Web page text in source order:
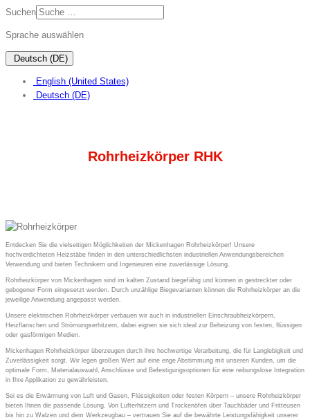
Suchen
Sprache auswählen
Deutsch (DE)
English (United States)
Deutsch (DE)
Rohrheizkörper RHK
Entdecken Sie die vielseitigen Möglichkeiten der Mickenhagen Rohrheizkörper! Unsere
hochverdichteten Heizstäbe finden in den unterschiedlichsten industriellen Anwendungsbereichen
Verwendung und bieten Technikern und Ingenieuren eine zuverlässige Lösung.
Rohrheizkörper von Mickenhagen sind im kalten Zustand biegefähig und können in gestreckter oder
gebogener Form eingesetzt werden. Durch unzählige Biegevarianten können die Rohrheizkörper an die
jeweilige Anwendung angepasst werden.
Unsere elektrischen Rohrheizkörper verbauen wir auch in industriellen Einschraubheizkörpern,
Heizflanschen und Strömungserhitzern, dabei eignen sie sich ideal zur Beheizung von festen, flüssigen
oder gasförmigen Medien.
Mickenhagen Rohrheizkörper überzeugen durch ihre hochwertige Verarbeitung, die für Langlebigkeit und
Zuverlässigkeit sorgt. Wir legen großen Wert auf eine enge Abstimmung mit unseren Kunden, um die
optimale Form, Materialauswahl, Anschlüsse und Befestigungsoptionen für eine reibungslose Integration
in Ihre Applikation zu gewährleisten.
Sei es die Erwärmung von Luft und Gasen, Flüssigkeiten oder festen Körpern – unsere Rohrheizkörper
bieten Ihnen die passende Lösung. Von Lufterhitzern und Trockenöfen über Tauchbäder und Fritteusen
bis hin zu Walzen und dem Werkzeugbau – vertrauen Sie auf die bewährte Leistungsfähigkeit unserer